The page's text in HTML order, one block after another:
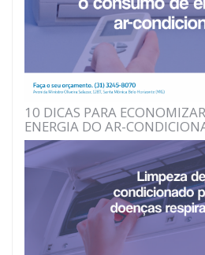
10 DICAS PARA
ENERGIA DO AR-